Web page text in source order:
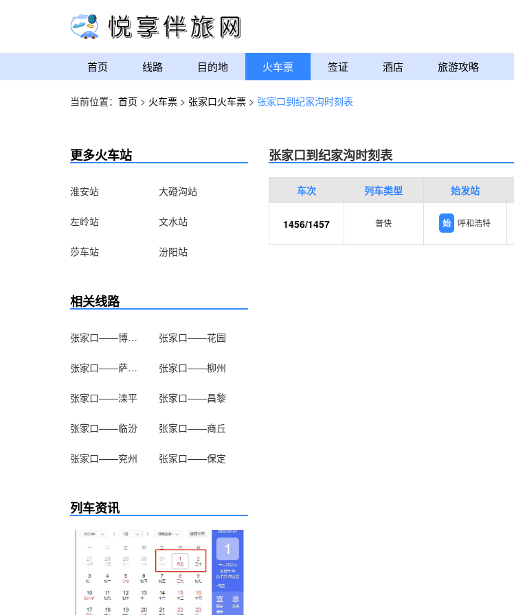
首页 线路 目的地 火车票 签证 酒店 旅游攻略
当前位置： 首页 > 火车票 > 张家口火车票 > 张家口到纪家沟时刻表
更多火车站
淮安站 大磴沟站
左岭站 文水站
莎车站 汾阳站
相关线路
张家口——博克图 张家口——花园
张家口——萨拉齐 张家口——柳州
张家口——滦平 张家口——昌黎
张家口——临汾 张家口——商丘
张家口——兖州 张家口——保定
列车资讯
张家口到纪家沟时刻表
车次 列车类型 始发站
1456/1457 普快 始 呼和浩特